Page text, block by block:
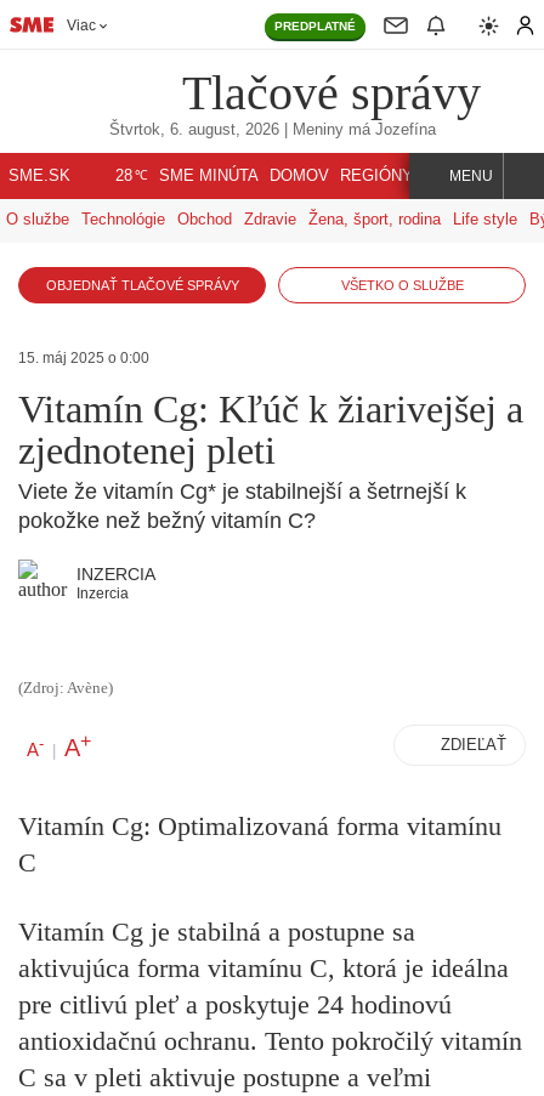
Viac PREDPLATNÉ
Tlačové správy
Štvrtok, 6. august, 2026| Meniny má Jozefína
SME.SK 28℃ SME MINÚTA DOMOV REGIÓNY INDEX SVET
MENU
O službe Technológie Obchod Zdravie Žena, šport, rodina Life style
OBJEDNAŤ TLAČOVÉ SPRÁVY VŠETKO O SLUŽBE
15. máj 2025 o 0:00
Vitamín Cg: Kľúč k žiarivejšej a
zjednotenej pleti
Viete že vitamín Cg* je stabilnejší a šetrnejší k
pokožke než bežný vitamín C?
INZERCIA
Inzercia
(Zdroj: Avène)
A- | A+ ZDIEĽAŤ
Vitamín Cg: Optimalizovaná forma vitamínu
C
Vitamín Cg je stabilná a postupne sa
aktivujúca forma vitamínu C, ktorá je ideálna
pre citlivú pleť a poskytuje 24 hodinovú
antioxidačnú ochranu. Tento pokročilý vitamín
C sa v pleti aktivuje postupne a veľmi